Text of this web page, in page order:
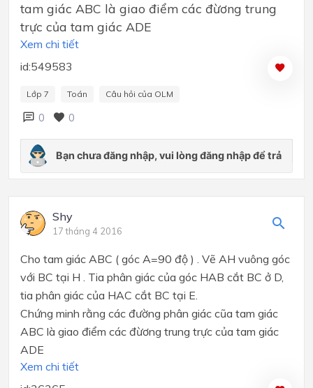
tam giác ABC là giao điểm các đừơng trung
trực của tam giác ADE
Xem chi tiết
id:549583
Lớp 7 Toán Câu hỏi của OLM
0 0
Shy
17 tháng 4 2016
Cho tam giác ABC ( góc A=90 độ ) . Vẽ AH vuông góc
với BC tại H . Tia phân giác của góc HAB cắt BC ở D,
tia phân giác của HAC cắt BC tại E.
Chứng minh rằng các đường phân giác cũa tam giác
ABC là giao điểm các đừơng trung trực của tam giác
ADE
Xem chi tiết